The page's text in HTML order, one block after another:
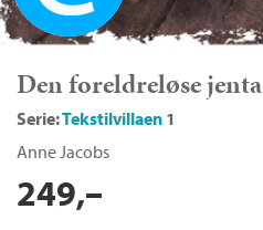
Den foreldreløse jenta
Serie:Tekstilvillaen 1
Anne Jacobs
249,–